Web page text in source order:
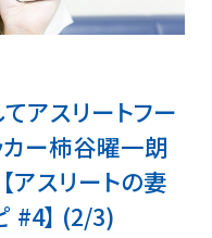
アスリートフー
カー柿谷曜一朗
アスリートの妻
#4】 (2/3)